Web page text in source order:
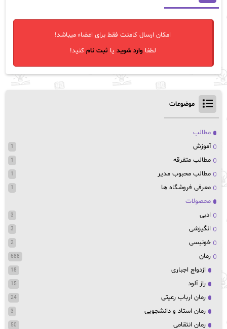
امکان ارسال کامنت فقط برای اعضاء میباشد!
لطفاوارد شوید یاثبت نام کنید!
موضوعات
مطالب
آموزش
1
مطالب متفرقه 1
مطالب محبوب مدیر 1
معرفی فروشگاه ها 1
محصولات
ادبی
3
انگیزشی 3
خونبسی 2
رمان 688
ازدواج اجباری 18
راز آلود 15
رمان ارباب رعیتی 24
رمان استاد و دانشجویی 3
رمان انتقامی 50